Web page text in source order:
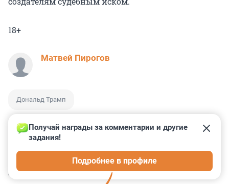
18+
Матвей Пирогов
Дональд Трамп
КОММЕНТАРИИ 1
Получай награды за комментарии и другие
задания!
Подробнее в профиле